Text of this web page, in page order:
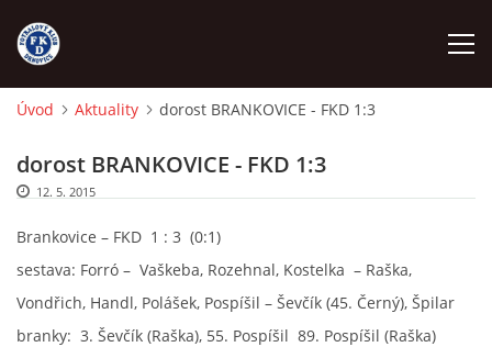
NÁBOR
FKD A
FKD B
Úvod Aktuality dorost BRANKOVICE - FKD 1:3
dorost BRANKOVICE - FKD 1:3
12. 5. 2015
Brankovice – FKD 1 : 3 (0:1)
sestava: Forró – Vaškeba, Rozehnal, Kostelka – Raška,
Vondřich, Handl, Polášek, Pospíšil – Ševčík (45. Černý), Špilar
branky: 3. Ševčík (Raška), 55. Pospíšil 89. Pospíšil (Raška)